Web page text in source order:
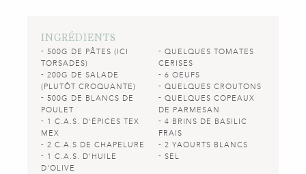
INGRÉDIENTS
500G DE PÂTES (ICI
TORSADES)
200G DE SALADE
(PLUTÔT CROQUANTE)
500G DE BLANCS DE
POULET
1 C.A.S. D'ÉPICES TEX
MEX
2 C.A.S DE CHAPELURE
1 C.A.S. D'HUILE
D'OLIVE
QUELQUES TOMATES
CERISES
6 OEUFS
QUELQUES CROUTONS
QUELQUES COPEAUX
DE PARMESAN
4 BRINS DE BASILIC
FRAIS
2 YAOURTS BLANCS
SEL